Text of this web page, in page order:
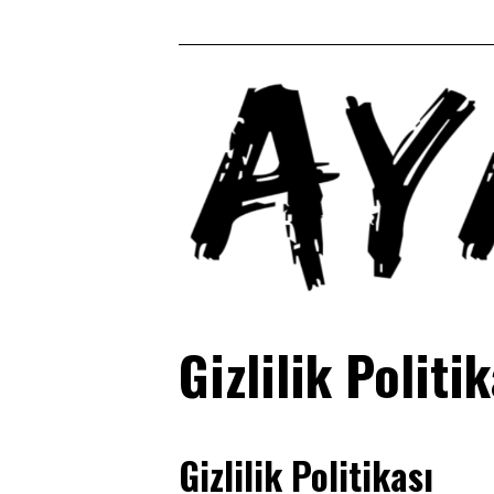
Gizlilik
Gizlilik Politikası